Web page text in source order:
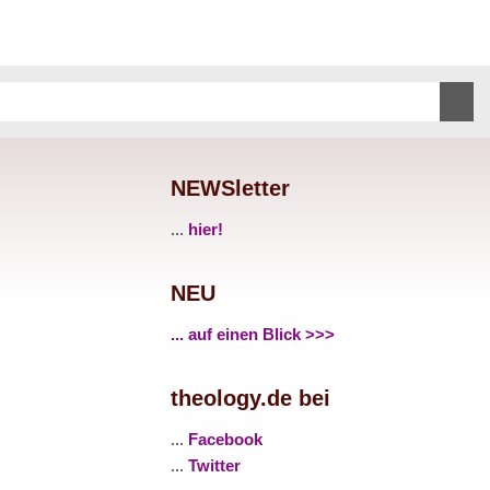
NEWSletter
... hier!
NEU
... auf einen Blick >>>
theology.de bei
... Facebook
... Twitter